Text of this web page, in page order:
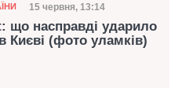
Дата публікації
15 червня, 13:14
що насправді ударило
Києві (фото уламків)